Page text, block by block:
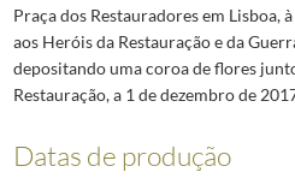
Praça dos Restauradores em Lisboa,
aos Heróis da Restauração e da
depositando uma coroa de flores
Restauração, a 1 de dezembro de
Datas de produção